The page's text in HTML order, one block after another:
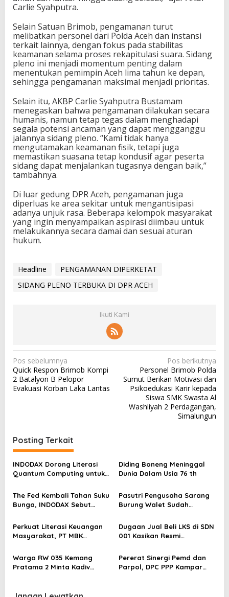
Carlie Syahputra.
Selain Satuan Brimob, pengamanan turut
melibatkan personel dari Polda Aceh dan instansi
terkait lainnya, dengan fokus pada stabilitas
keamanan selama proses rekapitulasi suara. Sidang
pleno ini menjadi momentum penting dalam
menentukan pemimpin Aceh lima tahun ke depan,
sehingga pengamanan maksimal menjadi prioritas.
Selain itu, AKBP Carlie Syahputra Bustamam
menegaskan bahwa pengamanan dilakukan secara
humanis, namun tetap tegas dalam menghadapi
segala potensi ancaman yang dapat mengganggu
jalannya sidang pleno. “Kami tidak hanya
mengutamakan keamanan fisik, tetapi juga
memastikan suasana tetap kondusif agar peserta
sidang dapat menjalankan tugasnya dengan baik,”
tambahnya.
Di luar gedung DPR Aceh, pengamanan juga
diperluas ke area sekitar untuk mengantisipasi
adanya unjuk rasa. Beberapa kelompok masyarakat
yang ingin menyampaikan aspirasi diimbau untuk
melakukannya secara damai dan sesuai aturan
hukum.
Headline
PENGAMANAN DIPERKETAT
SIDANG PLENO TERBUKA DI DPR ACEH
Ikuti Kami
N
a
v
s
i
p
o
s
Pos sebelumnya
Quick Respon Brimob Kompi
2 Batalyon B Pelopor
Evakuasi Korban Laka Lantas
Pos berikutnya
Personel Brimob Polda
Sumut Berikan Motivasi dan
Psikoedukasi Karir kepada
Siswa SMK Swasta Al
Washliyah 2 Perdagangan,
Simalungun
Posting Terkait
INDODAX Dorong Literasi
Quantum Computing untuk
Blockchain
Diding Boneng Meninggal
Dunia Dalam Usia 76 th
The Fed Kembali Tahan Suku
Bunga, INDODAX Sebut
Sentimen Pasar
Pasutri Pengusaha Sarang
Burung Walet Sudah
Pelapor Desak Polda Jambi
Segera Lakukan Penahanan
Perkuat Literasi Keuangan
Masyarakat, PT MBK
Karpet Masjid di Pakuhaji
Dugaan Jual Beli LKS di SDN
001 Kasikan Resmi
Kampar, Pemred – Pimum
Metroterkini.id Desak Usut
Kasus Ini
Warga RW 035 Kemang
Pratama 2 Minta Kadiv
Metro Bekasi Kota
Pererat Sinergi Pemd dan
Parpol, DPC PPP Kampar